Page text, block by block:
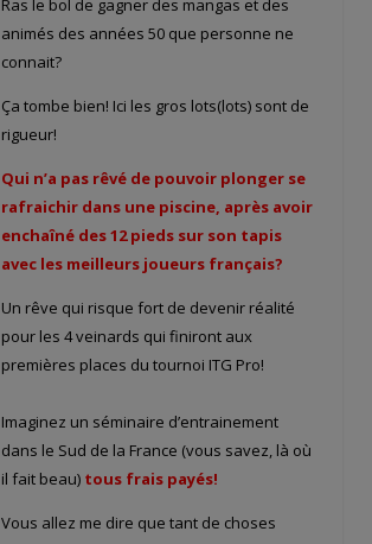
Ras le bol de gagner des mangas et des
animés des années 50 que personne ne
connait?
Ça tombe bien! Ici les gros lots(lots) sont de
rigueur!
Qui n’a pas rêvé de pouvoir plonger se
rafraichir dans une piscine, après avoir
enchaîné des 12 pieds sur son tapis
avec les meilleurs joueurs français?
Un rêve qui risque fort de devenir réalité
pour les 4 veinards qui finiront aux
premières places du tournoi ITG Pro!
Imaginez un séminaire d’entrainement
dans le Sud de la France (vous savez, là où
il fait beau) tous frais payés!
Vous allez me dire que tant de choses